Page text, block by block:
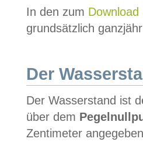
In den zum Download
grundsätzlich
Der
Der Wasserstand ist
über dem
Zentimeter